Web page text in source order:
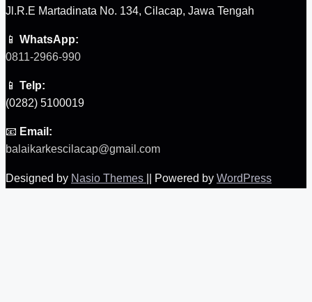
Jl.R.E Martadinata No. 134, Cilacap, Jawa Tengah
📱 WhatsApp:
0811-2966-990
📱 Telp:
(0282) 5100019
📧 Email:
balaikarkescilacap@gmail.com
Designed by Nasio Themes Powered by WordPress